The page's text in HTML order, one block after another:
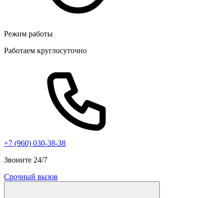
Режим работы
Работаем круглосуточно
+7 (960) 030-38-38
Звоните 24/7
Срочный вызов